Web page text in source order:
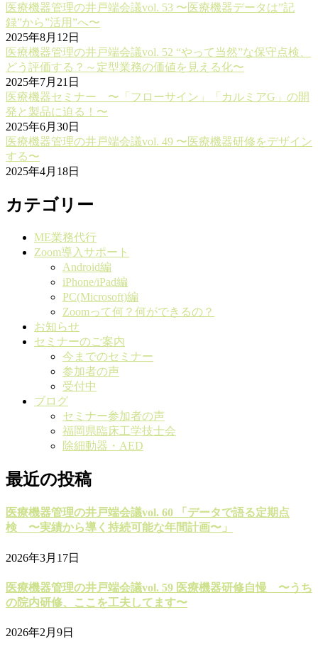
医療機器管理の井戸端会議vol. 53 〜医療機器データは”記
録”から”活用”へ〜
2025年8月12日
医療機器管理の井戸端会議vol. 52 “やって当然”な保守点検、
どう評価する？～定型業務の価値を見える化〜
2025年7月21日
医療機器セミナー 〜「フローサイン」「カルミアG」の開
発と製品に迫る！〜
2025年6月30日
医療機器管理の井戸端会議vol. 49 〜医療機器研修をデザイン
する〜
2025年4月18日
カテゴリー
ME業務代行
Zoom導入サポート
Android編
iPhone/iPad編
PC(Microsoft)編
Zoomって何？何ができるの？
お知らせ
セミナーのご案内
今までのセミナー
参加者の声
受付中
ブログ
セミナー参加者の声
福岡県臨床工学技士会
除細動器・AED
最近の投稿
医療機器管理の井戸端会議vol. 60 「データで語る定期点
検 〜実績から導く持続可能な年間計画〜」
2026年3月17日
医療機器管理の井戸端会議vol. 59 医療機器研修自慢 〜うち
の院内研修、ここを工夫してます〜
2026年2月9日